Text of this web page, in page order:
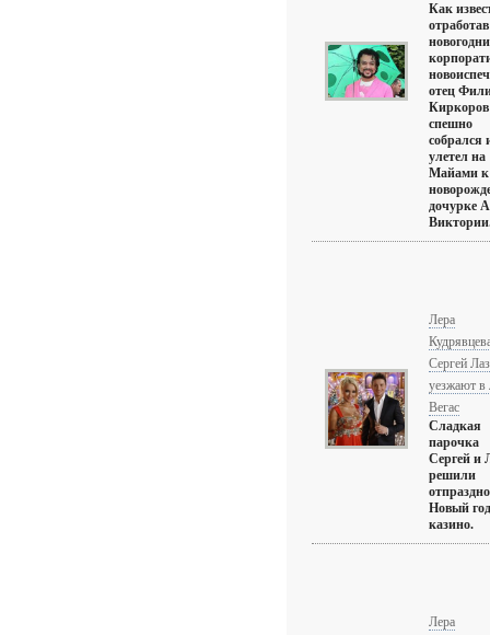
Как
отработав
отец
Киркоров
спешно
собрался
улетел на
Майами к
дочурке
Лера
Сергей
уезжают в
Вегас
Сладкая
парочка
Сергей и
решили
Новый
казино.
Лера